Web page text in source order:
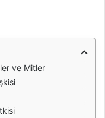
ve Mitler